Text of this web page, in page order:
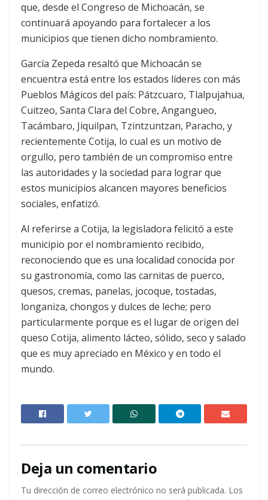
que, desde el Congreso de Michoacán, se
continuará apoyando para fortalecer a los
municipios que tienen dicho nombramiento.
García Zepeda resaltó que Michoacán se
encuentra está entre los estados líderes con más
Pueblos Mágicos del país: Pátzcuaro, Tlalpujahua,
Cuitzeo, Santa Clara del Cobre, Angangueo,
Tacámbaro, Jiquilpan, Tzintzuntzan, Paracho, y
recientemente Cotija, lo cual es un motivo de
orgullo, pero también de un compromiso entre
las autoridades y la sociedad para lograr que
estos municipios alcancen mayores beneficios
sociales, enfatizó.
Al referirse a Cotija, la legisladora felicitó a este
municipio por el nombramiento recibido,
reconociendo que es una localidad conocida por
su gastronomía, como las carnitas de puerco,
quesos, cremas, panelas, jocoque, tostadas,
longaniza, chongos y dulces de leche; pero
particularmente porque es el lugar de origen del
queso Cotija, alimento lácteo, sólido, seco y salado
que es muy apreciado en México y en todo el
mundo.
Deja un comentario
Tu dirección de correo electrónico no será publicada. Los